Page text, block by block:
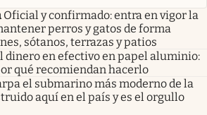
Oficial y confirmado: entra en vigor la
perros y gatos de forma
sótanos, terrazas y patios
dinero en efectivo en papel aluminio:
qué recomiendan hacerlo
el submarino más moderno de la
aquí en el país y es el orgullo